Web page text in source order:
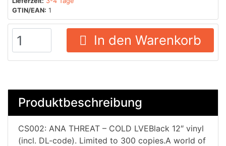
GTIN/EAN: 1
In den Warenkorb
Produktbeschreibung
CS002: ANA THREAT – COLD LVEBlack 12″ vinyl
(incl. DL-code). Limited to 300 copies.A world of